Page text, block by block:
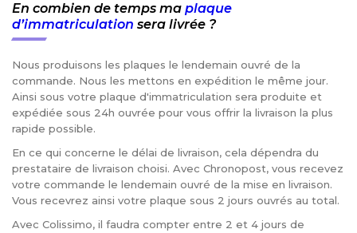
En combien de temps ma plaque
d’immatriculation sera livrée ?
Nous produisons les plaques le lendemain ouvré de la
commande. Nous les mettons en expédition le même jour.
Ainsi sous votre plaque d'immatriculation sera produite et
expédiée sous 24h ouvrée pour vous offrir la livraison la plus
rapide possible.
En ce qui concerne le délai de livraison, cela dépendra du
prestataire de livraison choisi. Avec Chronopost, vous recevez
votre commande le lendemain ouvré de la mise en livraison.
Vous recevrez ainsi votre plaque sous 2 jours ouvrés au total.
Avec Colissimo, il faudra compter entre 2 et 4 jours de